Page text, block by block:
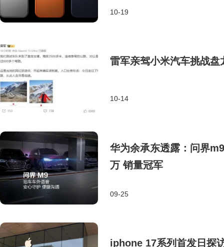
10-19
雷军亲驾小米汽车挑战
10-14
华为余承东透露：问界
万 销量冠军
09-25
iphone 17系列首发日探